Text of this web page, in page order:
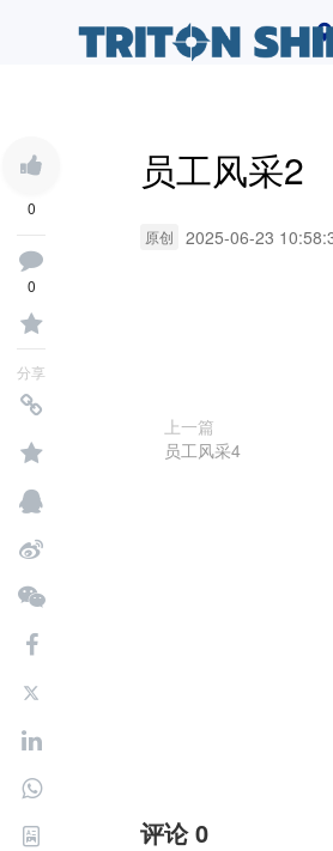
0
0
分享
员工风采2
原创 2025-06-23
上一篇
员工风采4
评论0